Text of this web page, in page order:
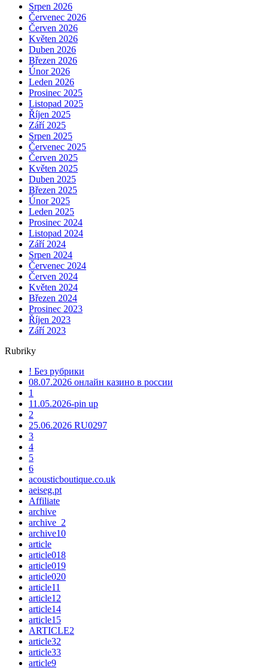
Srpen 2026
Červenec 2026
Červen 2026
Květen 2026
Duben 2026
Březen 2026
Únor 2026
Leden 2026
Prosinec 2025
Listopad 2025
Říjen 2025
Září 2025
Srpen 2025
Červenec 2025
Červen 2025
Květen 2025
Duben 2025
Březen 2025
Únor 2025
Leden 2025
Prosinec 2024
Listopad 2024
Září 2024
Srpen 2024
Červenec 2024
Červen 2024
Květen 2024
Březen 2024
Prosinec 2023
Říjen 2023
Září 2023
Rubriky
! Без рубрики
08.07.2026 онлайн казино в россии
1
11.05.2026-pin up
2
25.06.2026 RU0297
3
4
5
6
acousticboutique.co.uk
aeiseg.pt
Affiliate
archive
archive_2
archive10
article
article018
article019
article020
article11
article12
article14
article15
ARTICLE2
article32
article33
article9